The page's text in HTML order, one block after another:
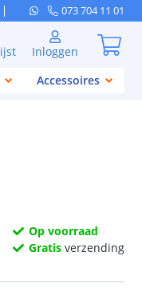
073 704 11 01
Inloggen
Accessoires
Op voorraad
Gratis verzending